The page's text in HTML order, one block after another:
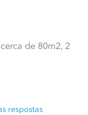
de ruina
diferença entre
de 80m2, 2
respostas